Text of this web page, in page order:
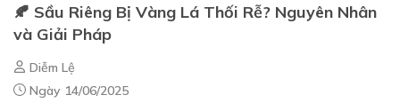
🍂 Sầu Riêng Bị Vàng Lá Thối Rễ? Nguyên Nhân
và Giải Pháp
Diễm Lệ
Ngày 14/06/2025